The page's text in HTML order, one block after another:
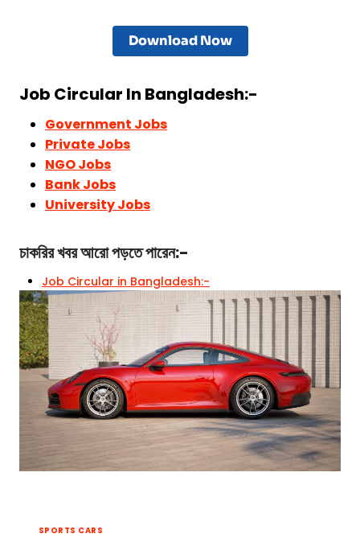
Download Now
Job Circular In Bangladesh:-
Government Jobs
Private Jobs
NGO Jobs
Bank Jobs
University Jobs
চাকরির খবরআরো পড়তে পারেন:-
Job Circular in Bangladesh:-
SPORTS CARS